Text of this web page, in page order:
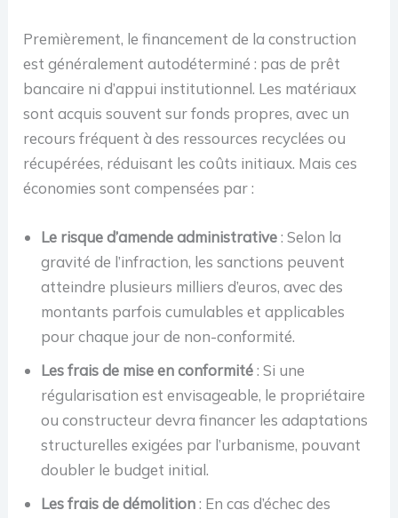
Premièrement, le financement de la construction
est généralement autodéterminé : pas de prêt
bancaire ni d’appui institutionnel. Les matériaux
sont acquis souvent sur fonds propres, avec un
recours fréquent à des ressources recyclées ou
récupérées, réduisant les coûts initiaux. Mais ces
économies sont compensées par :
Le risque d’amende administrative: Selon la
gravité de l’infraction, les sanctions peuvent
atteindre plusieurs milliers d’euros, avec des
montants parfois cumulables et applicables
pour chaque jour de non-conformité.
Les frais de mise en conformité: Si une
régularisation est envisageable, le propriétaire
ou constructeur devra financer les adaptations
structurelles exigées par l’urbanisme, pouvant
doubler le budget initial.
Les frais de démolition: En cas d’échec des